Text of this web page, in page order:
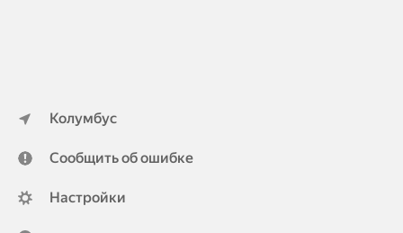
Колумбус
Сообщить об ошибке
Настройки